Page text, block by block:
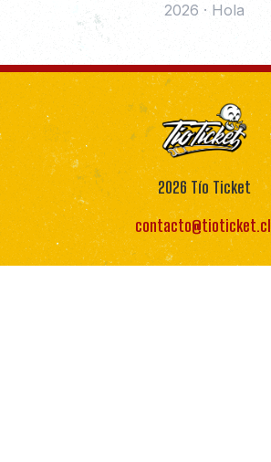
2026 · Hola
2026 Tío Ticket
contacto@tioticket.cl